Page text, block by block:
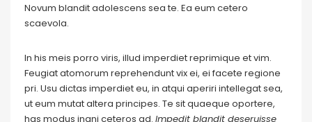
Novum blandit adolescens sea te. Ea eum cetero
scaevola.
In his meis porro viris, illud imperdiet reprimique et vim.
Feugiat atomorum reprehendunt vix ei, ei facete regione
pri. Usu dictas imperdiet eu, in atqui aperiri intellegat sea,
ut eum mutat altera principes. Te sit quaeque oportere,
has modus inani ceteros ad. Impedit blandit deseruisse